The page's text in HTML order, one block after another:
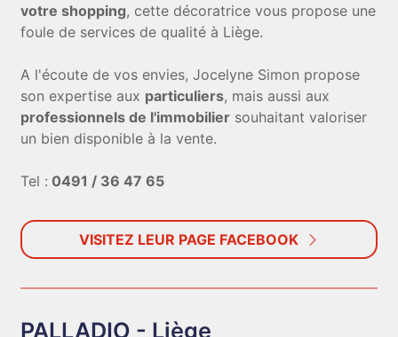
votre shopping, cette décoratrice vous propose une
foule de services de qualité à Liège.
A l'écoute de vos envies, Jocelyne Simon propose
son expertise aux particuliers, mais aussi aux
professionnels de l'immobilier souhaitant valoriser
un bien disponible à la vente.
Tel : 0491 / 36 47 65
VISITEZ LEUR PAGE FACEBOOK
PALLADIO - Liège